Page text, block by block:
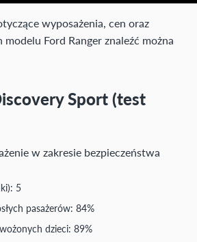
wyposażenia, cen oraz
Ford Ranger znaleźć można
Sport (test
w zakresie bezpieczeństwa
5
pasażerów: 84%
dzieci: 89%